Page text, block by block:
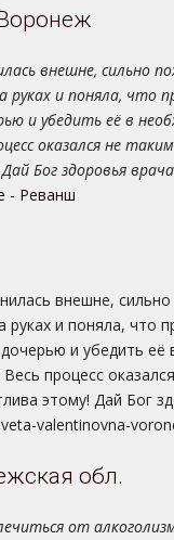
внешне, сильно
и поняла, что
и убедить её в
оказался не
Бог здоровья
- Реванш
внешне,
и поняла, что
и убедить её
процесс
этому! Дай Бог
valentinovna-
обл.
от